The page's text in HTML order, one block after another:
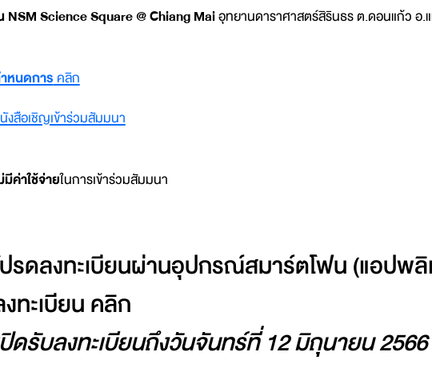
Science Square @ Chiang Maiอุทยานดาราศาสตร์สิรินธร ต.ดอนแก้ว อ.แ
หนดการ คลิก
งสือเชิญเข้าร่วมสัมมนา
มีค่าใช้จ่ายในการเข้าร่วมสัมมนา
รดลงทะเบียนผ่านอุปกรณ์สมาร์ตโฟน (แอปพลิ
ทะเบียน คลิก
ดรับลงทะเบียนถึงวันจันทร์ที่ 12 มิถุนายน 2566